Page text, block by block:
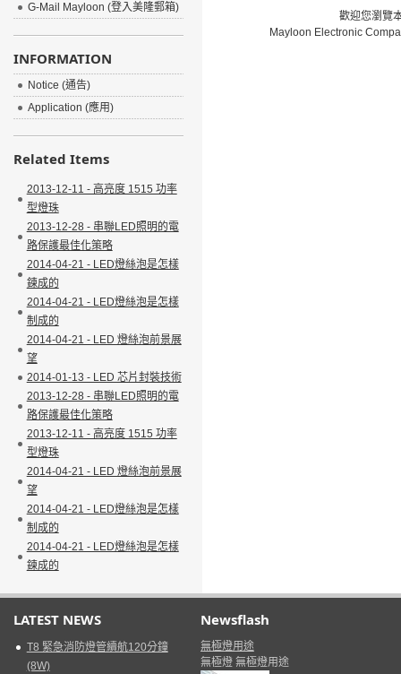
歡迎您瀏覽
Mayloon Electronic
G-Mail Mayloon (登入美隆郵箱)
INFORMATION
Notice (通告)
Application (應用)
Related Items
2013-12-11 - 高亮度 1515 功率
型燈珠
2013-12-28 - 串聯LED照明的電
路保護最佳化策略
2014-04-21 - LED燈絲泡是怎樣
鍊成的
2014-04-21 - LED燈絲泡是怎樣
制成的
2014-04-21 - LED 燈絲泡前景展
望
2014-01-13 - LED 芯片封裝技術
2013-12-28 - 串聯LED照明的電
路保護最佳化策略
2013-12-11 - 高亮度 1515 功率
型燈珠
2014-04-21 - LED 燈絲泡前景展
望
2014-04-21 - LED燈絲泡是怎樣
制成的
2014-04-21 - LED燈絲泡是怎樣
鍊成的
LATEST NEWS
T8 緊急消防燈管續航120分鐘
(8W)
Newsflash
無極燈用途
無極燈 無極燈用途